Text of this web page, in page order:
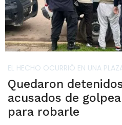
EL HECHO OCURRIÓ EN UNA
Quedaron
acusados de
para robarle